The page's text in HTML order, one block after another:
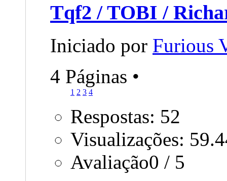
Tqf2 / TOBI /
Iniciado por Furious
4 Páginas •
1 2 3 4
Respostas: 52
Visualizações:
Avaliação0 / 5